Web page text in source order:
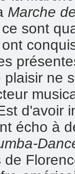
Marche
sont
ne
d'avoir
écho à